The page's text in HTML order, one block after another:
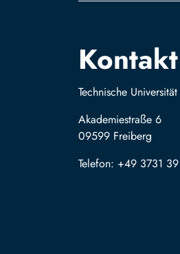
Kontakt
Technische
Akademiestraße 6
09599 Freiberg
Telefon: +49 3731